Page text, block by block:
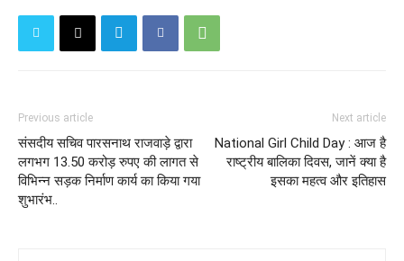
Previous article
संसदीय सचिव पारसनाथ राजवाड़े द्वारा
लगभग 13.50 करोड़ रुपए की लागत से
विभिन्न सड़क निर्माण कार्य का किया गया
शुभारंभ..
Next article
National Girl Child Day : आज है
राष्ट्रीय बालिका दिवस, जानें क्या है
इसका महत्व और इतिहास